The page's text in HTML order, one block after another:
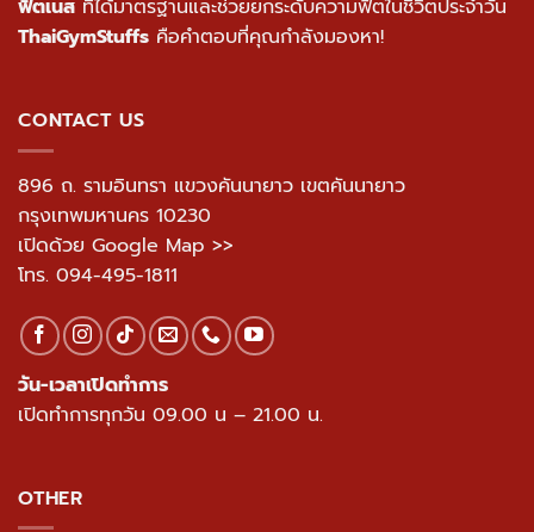
ฟิตเนส ที่ได้มาตรฐานและช่วยยกระดับความฟิตในชีวิตประจำวัน
ThaiGymStuffs คือคำตอบที่คุณกำลังมองหา!
CONTACT US
896 ถ. รามอินทรา แขวงคันนายาว เขตคันนายาว
กรุงเทพมหานคร 10230
เปิดด้วย Google Map >>
โทร. 094-495-1811
วัน-เวลาเปิดทำการ
เปิดทำการทุกวัน 09.00 น – 21.00 น.
OTHER